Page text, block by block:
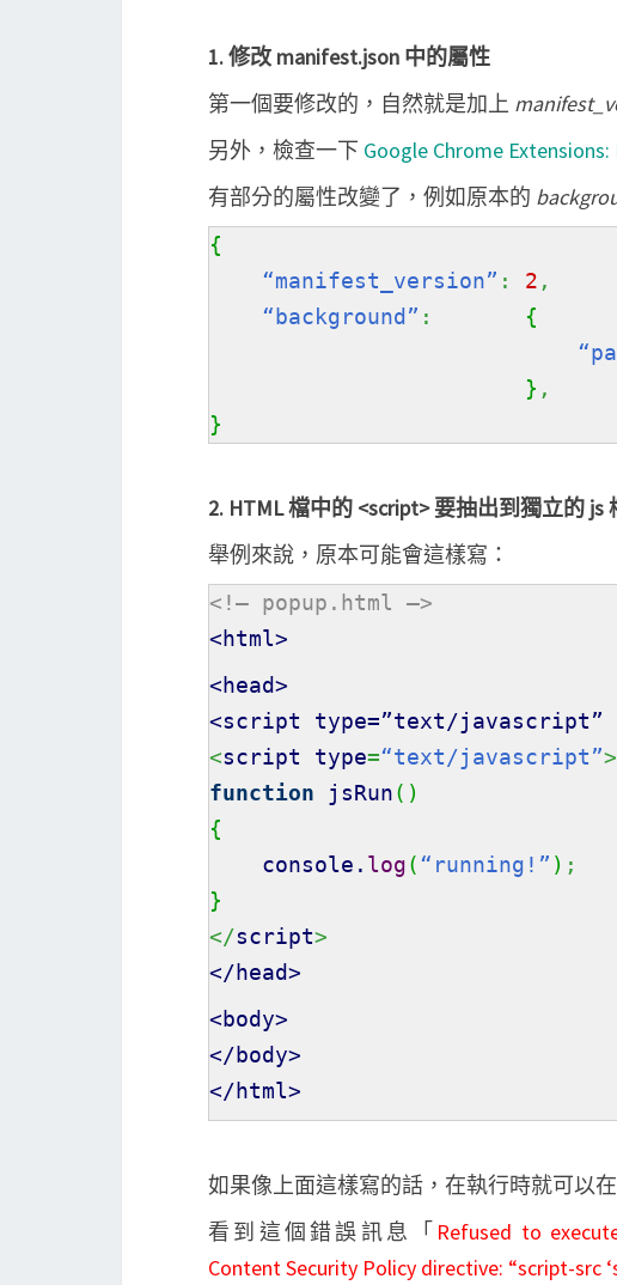
1. 修改 manifest.json 中的屬性
第一個要修改的，自然就是加上
另外，檢查一下 Google Chrome
有部分的屬性改變了，例如原本的
{
“manifest_version” : 2 ,
“background” :
{
} ,
}
2. HTML 檔中的 <script> 要抽出到獨立的 js
舉例來說，原本可能會這樣寫：
<!– popup.html –>
<html>
<head>
<script type=”text/javascript”
<script type=“text/javascript”>
function jsRun( )
{
console. log(“running!” ) ;
}
</script>
</head>
<body>
</body>
</html>
如果像上面這樣寫的話，在執行時就可以在
看到這個錯誤訊息「 Refused to
Content Security Policy directive: “script-src